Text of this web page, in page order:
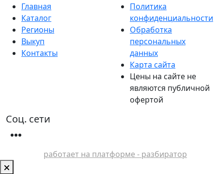
Главная
Каталог
Регионы
Выкуп
Контакты
Политика
конфиденциальности
Обработка
персональных
данных
Карта сайта
Цены на сайте не
являются публичной
офертой
Соц. сети
работает на платформе - разбиратор